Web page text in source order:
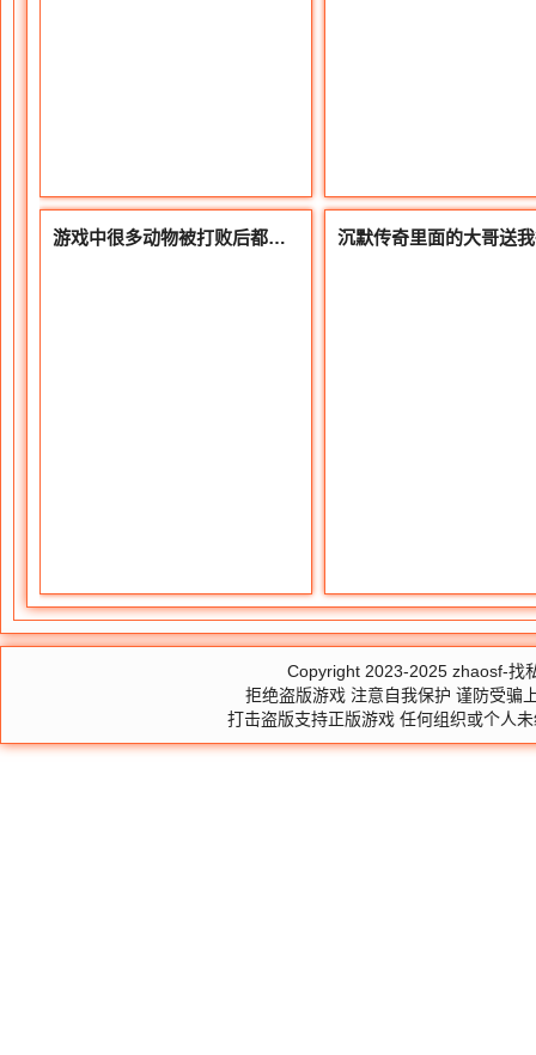
游戏中很多动物被打败后都可以挖到肉的
Copyright 2023-2025 zhaosf-找
拒绝盗版游戏 注意自我保护 谨防受骗
打击盗版支持正版游戏 任何组织或个人